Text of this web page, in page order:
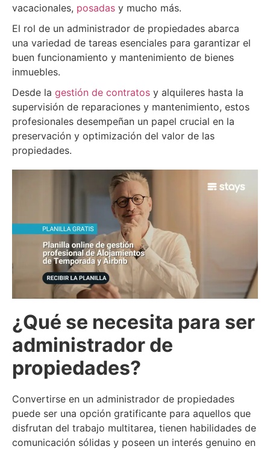
vacacionales, posadas y mucho más.
El rol de un administrador de propiedades abarca
una variedad de tareas esenciales para garantizar el
buen funcionamiento y mantenimiento de bienes
inmuebles.
Desde la gestión de contratos y alquileres hasta la
supervisión de reparaciones y mantenimiento, estos
profesionales desempeñan un papel crucial en la
preservación y optimización del valor de las
propiedades.
¿Qué se necesita para ser
administrador de
propiedades?
Convertirse en un administrador de propiedades
puede ser una opción gratificante para aquellos que
disfrutan del trabajo multitarea, tienen habilidades de
comunicación sólidas y poseen un interés genuino en